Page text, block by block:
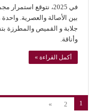
في 2025، نتوقع
بين الأصالة والعصرية.
جلابة و القميص والمطرزة
وأناقة.
أكمل القراءة »
1
2
»